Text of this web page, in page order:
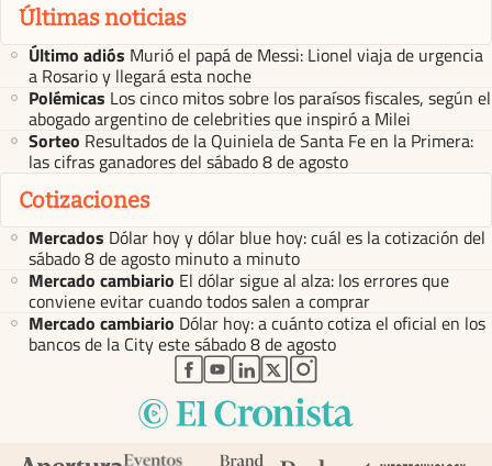
Últimas noticias
Último adiós Murió el papá de Messi: Lionel viaja de urgencia
a Rosario y llegará esta noche
Polémicas Los cinco mitos sobre los paraísos fiscales, según el
abogado argentino de celebrities que inspiró a Milei
Sorteo Resultados de la Quiniela de Santa Fe en la Primera:
las cifras ganadores del sábado 8 de agosto
Cotizaciones
Mercados Dólar hoy y dólar blue hoy: cuál es la cotización del
sábado 8 de agosto minuto a minuto
Mercado cambiario El dólar sigue al alza: los errores que
conviene evitar cuando todos salen a comprar
Mercado cambiario Dólar hoy: a cuánto cotiza el oficial en los
bancos de la City este sábado 8 de agosto
abre en nueva pestaña
abre en nueva pestaña
abre en nueva pestaña
abre en nueva pestaña
abre en nueva pestaña